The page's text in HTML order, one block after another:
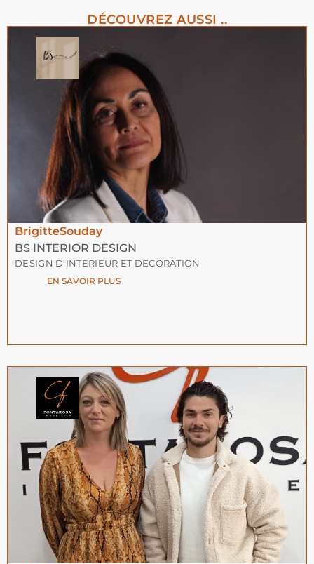
DÉCOUVREZ AUSSI ..
BrigitteSouday
BS INTERIOR DESIGN
DESIGN D’INTERIEUR ET DECORATION
EN SAVOIR PLUS